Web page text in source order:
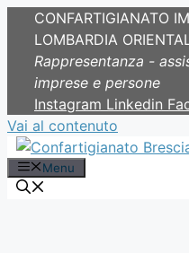
CONFARTIGIANATO
LOMBARDIA
Rappresentanza -
imprese e persone
Instagram Linkedin
Vai al contenuto
Menu